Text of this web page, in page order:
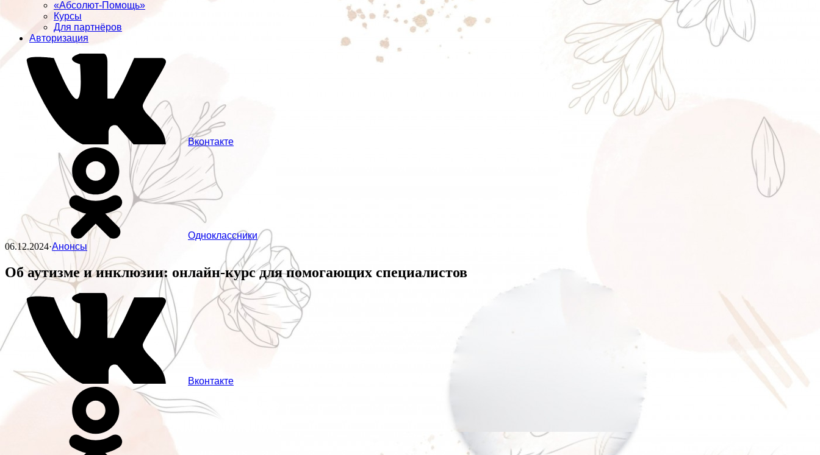
«Абсолют-Помощь»
Курсы
Для партнёров
Авторизация
Вконтакте
Одноклассники
06.12.2024·Анонсы
Об аутизме и инклюзии: онлайн-курс для помогающих специалистов
Вконтакте